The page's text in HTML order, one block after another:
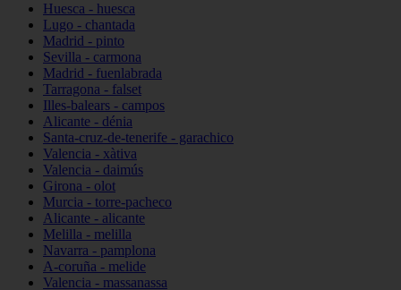
Huesca - huesca
Lugo - chantada
Madrid - pinto
Sevilla - carmona
Madrid - fuenlabrada
Tarragona - falset
Illes-balears - campos
Alicante - dénia
Santa-cruz-de-tenerife - garachico
Valencia - xàtiva
Valencia - daimús
Girona - olot
Murcia - torre-pacheco
Alicante - alicante
Melilla - melilla
Navarra - pamplona
A-coruña - melide
Valencia - massanassa